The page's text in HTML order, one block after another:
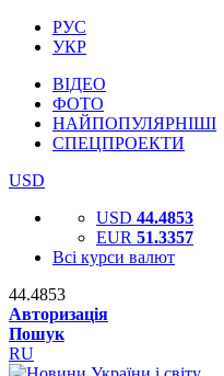
РУС
УКР
ВІДЕО
ФОТО
НАЙПОПУЛЯРНІШІ
СПЕЦПРОЕКТИ
USD
USD 44.4853
EUR 51.3357
Всі курси валют
44.4853
Авторизація
Пошук
RU